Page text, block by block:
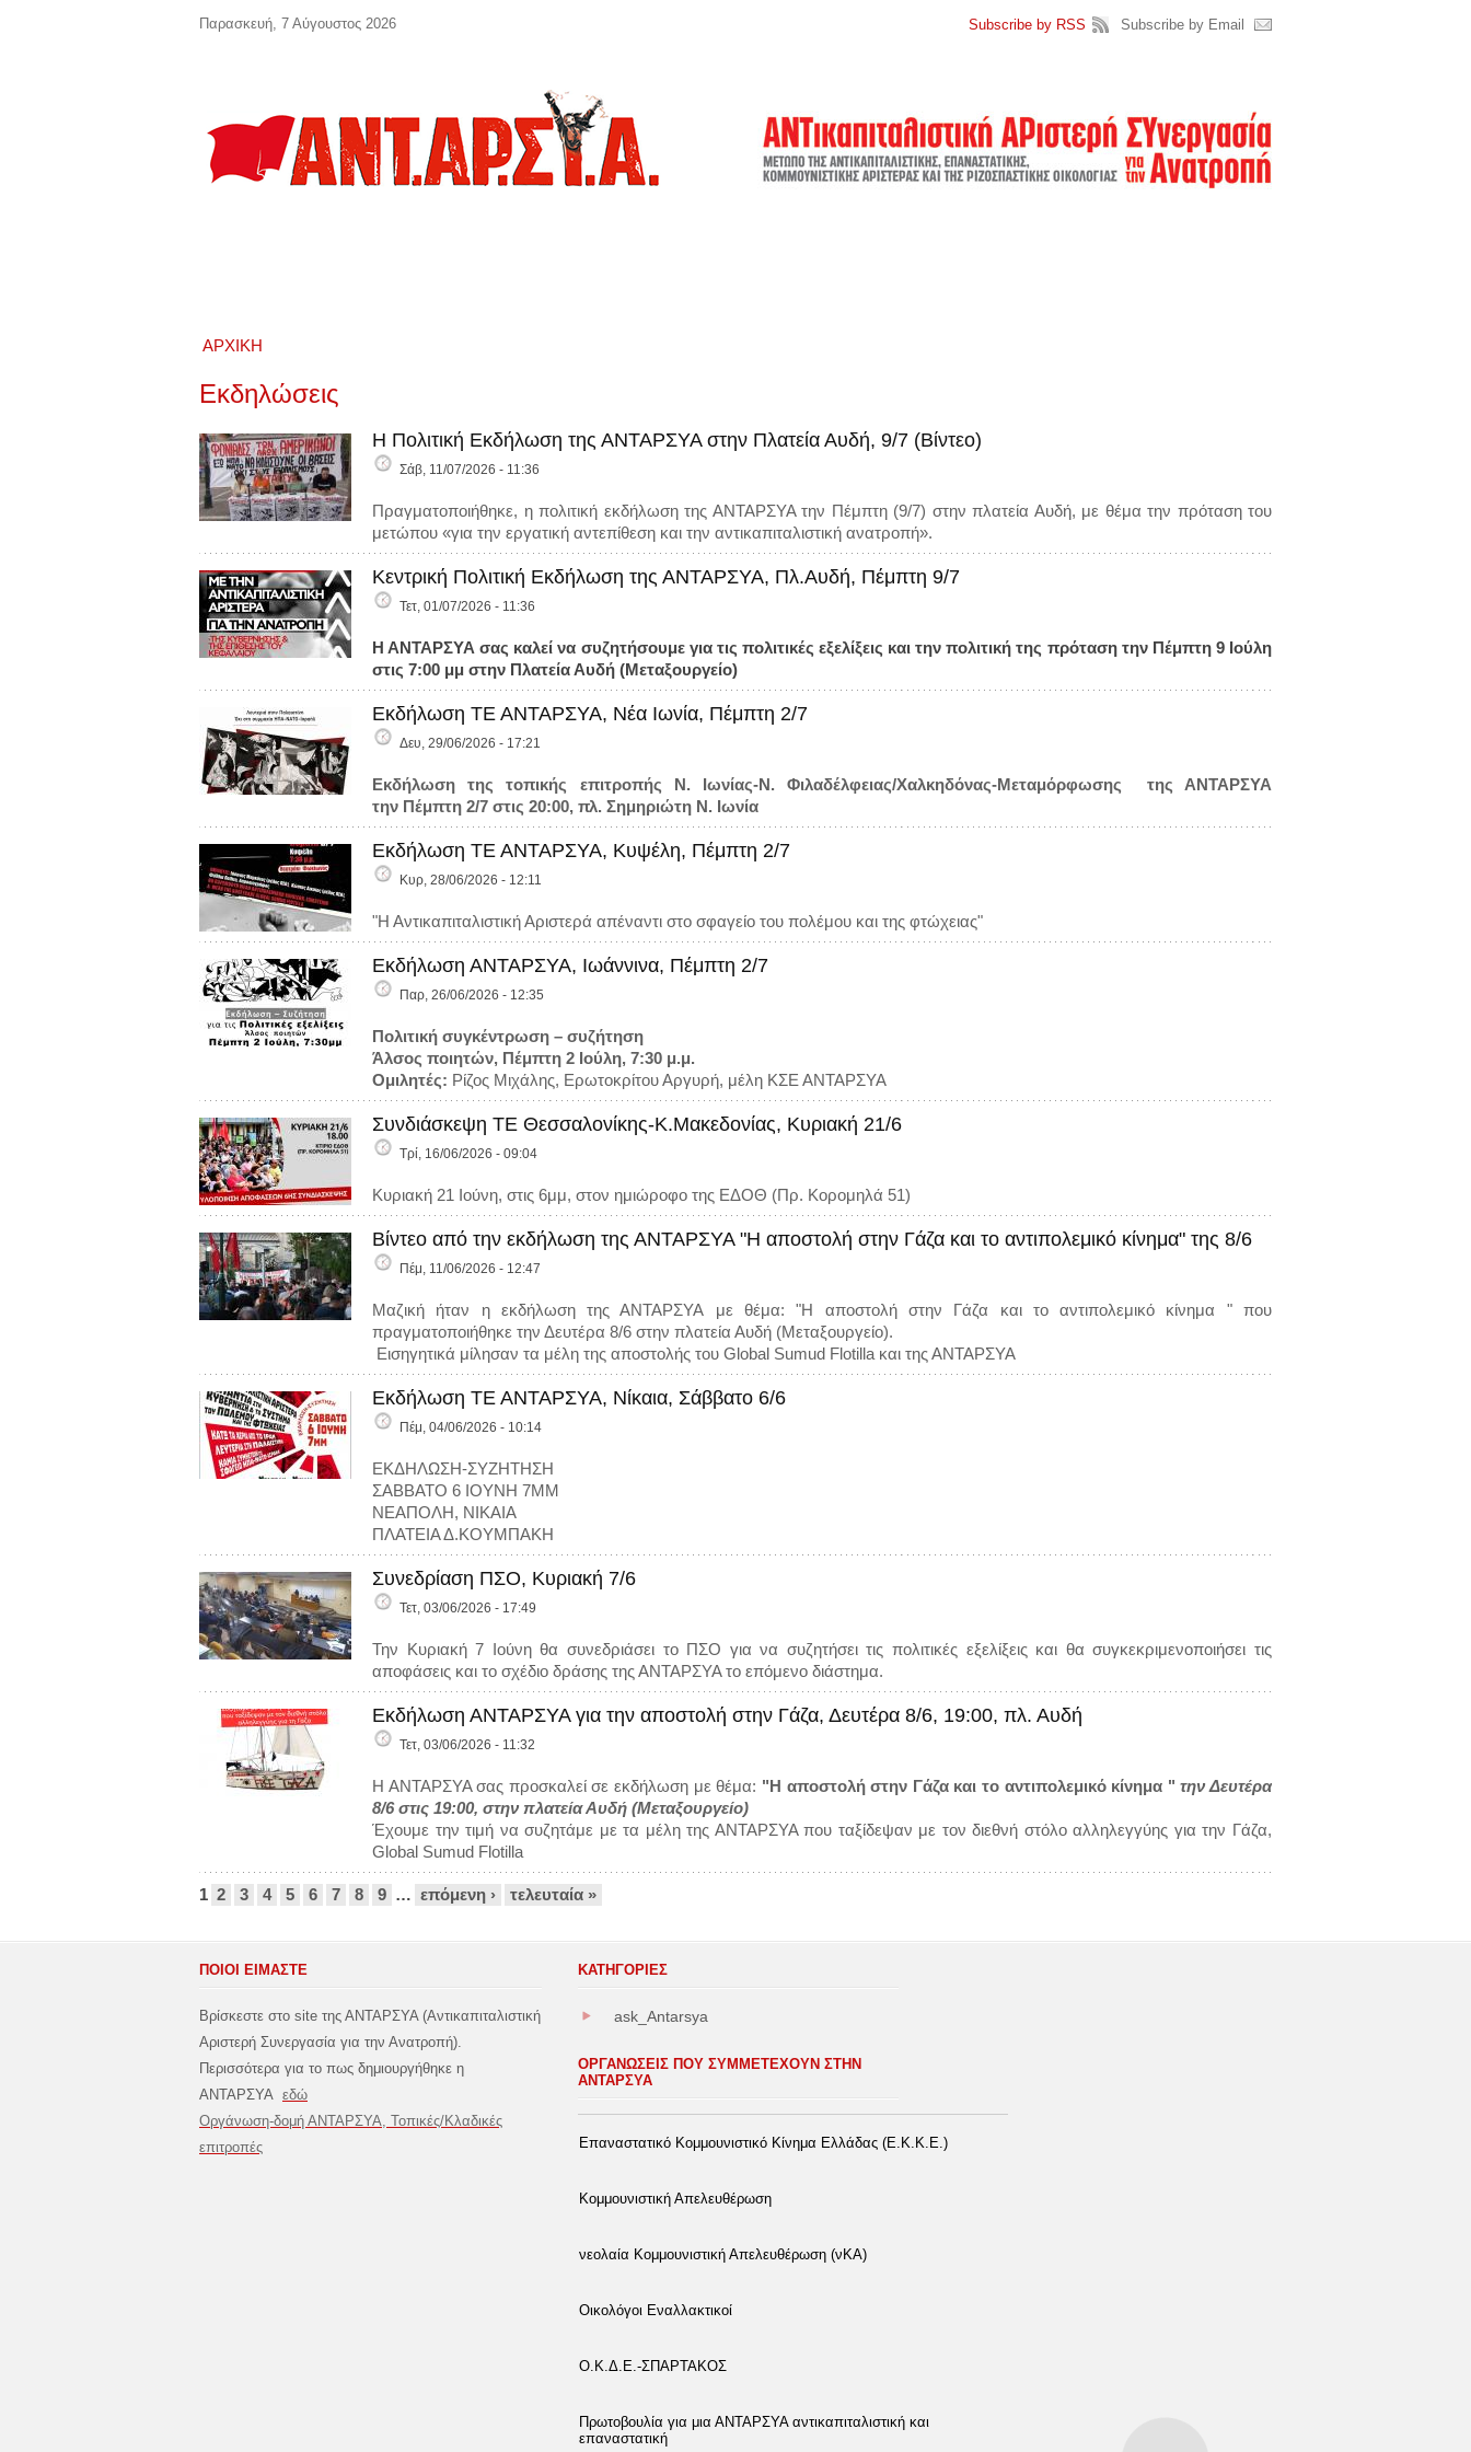
ΑΡΧΙΚΉ
Εκδηλώσεις
Η Πολιτική Εκδήλωση της ΑΝΤΑΡΣΥΑ στην Πλατεία Αυδή, 9/7 (Βίντεο)
Σάβ, 11/07/2026 - 11:36
Πραγματοποιήθηκε, η πολιτική εκδήλωση της ΑΝΤΑΡΣΥΑ την Πέμπτη (9/7) στην πλατεία Αυδή, με θέμα την πρόταση του
μετώπου «για την εργατική αντεπίθεση και την αντικαπιταλιστική ανατροπή».
Κεντρική Πολιτική Εκδήλωση της ΑΝΤΑΡΣΥΑ, Πλ.Αυδή, Πέμπτη 9/7
Τετ, 01/07/2026 - 11:36
Η ΑΝΤΑΡΣΥΑ σας καλεί να συζητήσουμε για τις πολιτικές εξελίξεις και την πολιτική της πρόταση την Πέμπτη 9 Ιούλη
στις 7:00 μμ στην Πλατεία Αυδή (Μεταξουργείο)
Εκδήλωση ΤΕ ΑΝΤΑΡΣΥΑ, Νέα Ιωνία, Πέμπτη 2/7
Δευ, 29/06/2026 - 17:21
Εκδήλωση της τοπικής επιτροπής Ν. Ιωνίας-Ν. Φιλαδέλφειας/Χαλκηδόνας-Μεταμόρφωσης της ΑΝΤΑΡΣΥΑ
την Πέμπτη 2/7 στις 20:00, πλ. Σημηριώτη Ν. Ιωνία
Εκδήλωση ΤΕ ΑΝΤΑΡΣΥΑ, Κυψέλη, Πέμπτη 2/7
Κυρ, 28/06/2026 - 12:11
"Η Αντικαπιταλιστική Αριστερά απέναντι στο σφαγείο του πολέμου και της φτώχειας"
Εκδήλωση ΑΝΤΑΡΣΥΑ, Ιωάννινα, Πέμπτη 2/7
Παρ, 26/06/2026 - 12:35
Πολιτική συγκέντρωση – συζήτηση
Άλσος ποιητών, Πέμπτη 2 Ιούλη, 7:30 μ.μ.
Ομιλητές: Ρίζος Μιχάλης, Ερωτοκρίτου Αργυρή, μέλη ΚΣΕ ΑΝΤΑΡΣΥΑ
Συνδιάσκεψη ΤΕ Θεσσαλονίκης-Κ.Μακεδονίας, Κυριακή 21/6
Τρί, 16/06/2026 - 09:04
Κυριακή 21 Ιούνη, στις 6μμ, στον ημιώροφο της ΕΔΟΘ (Πρ. Κορομηλά 51)
Βίντεο από την εκδήλωση της ΑΝΤΑΡΣΥΑ "Η αποστολή στην Γάζα και το αντιπολεμικό κίνημα" της 8/6
Πέμ, 11/06/2026 - 12:47
Μαζική ήταν η εκδήλωση της ΑΝΤΑΡΣΥΑ με θέμα: "Η αποστολή στην Γάζα και το αντιπολεμικό κίνημα " που
πραγματοποιήθηκε την Δευτέρα 8/6 στην πλατεία Αυδή (Μεταξουργείο).
Εισηγητικά μίλησαν τα μέλη της αποστολής του Global Sumud Flotilla και της ΑΝΤΑΡΣΥΑ
Εκδήλωση ΤΕ ΑΝΤΑΡΣΥΑ, Νίκαια, Σάββατο 6/6
Πέμ, 04/06/2026 - 10:14
ΕΚΔΗΛΩΣΗ-ΣΥΖΗΤΗΣΗ
ΣΑΒΒΑΤΟ 6 ΙΟΥΝΗ 7ΜΜ
ΝΕΑΠΟΛΗ, ΝΙΚΑΙΑ
ΠΛΑΤΕΙΑ Δ.ΚΟΥΜΠΑΚΗ
Συνεδρίαση ΠΣΟ, Κυριακή 7/6
Τετ, 03/06/2026 - 17:49
Την Κυριακή 7 Ιούνη θα συνεδριάσει το ΠΣΟ για να συζητήσει τις πολιτικές εξελίξεις και θα συγκεκριμενοποιήσει τις
αποφάσεις και το σχέδιο δράσης της ΑΝΤΑΡΣΥΑ το επόμενο διάστημα.
Εκδήλωση ΑΝΤΑΡΣΥΑ για την αποστολή στην Γάζα, Δευτέρα 8/6, 19:00, πλ. Αυδή
Τετ, 03/06/2026 - 11:32
Η ΑΝΤΑΡΣΥΑ σας προσκαλεί σε εκδήλωση με θέμα: "Η αποστολή στην Γάζα και το αντιπολεμικό κίνημα "την Δευτέρα
8/6 στις 19:00, στην πλατεία Αυδή (Μεταξουργείο)
Έχουμε την τιμή να συζητάμε με τα μέλη της ΑΝΤΑΡΣΥΑ που ταξίδεψαν με τον διεθνή στόλο αλληλεγγύης για την Γάζα,
Global Sumud Flotilla
Σελίδες
1 2 3 4 5 6 7 8 9 … επόμενη › τελευταία »
Παρασκευή, 7 Αύγουστος 2026 Subscribe by RSS Subscribe by Email
ΠΟΙΟΙ ΕΙΜΑΣΤΕ
Βρίσκεστε στο site της ΑΝΤΑΡΣΥΑ (Αντικαπιταλιστική
Αριστερή Συνεργασία για την Ανατροπή).
Περισσότερα για το πως δημιουργήθηκε η
ΑΝΤΑΡΣΥΑ εδώ
Οργάνωση-δομή ΑΝΤΑΡΣΥΑ, Τοπικές/Κλαδικές
επιτροπές
ΚΑΤΗΓΟΡΊΕΣ
ask_Antarsya
ΟΡΓΑΝΩΣΕΙΣ ΠΟΥ ΣΥΜΜΕΤΕΧΟΥΝ ΣΤΗΝ
ΑΝΤΑΡΣΥΑ
Επαναστατικό Κομμουνιστικό Κίνημα Ελλάδας (Ε.Κ.Κ.Ε.)
Κομμουνιστική Απελευθέρωση
νεολαία Κομμουνιστική Απελευθέρωση (νΚΑ)
Οικολόγοι Εναλλακτικοί
Ο.Κ.Δ.Ε.-ΣΠΑΡΤΑΚΟΣ
Πρωτοβουλία για μια ΑΝΤΑΡΣΥΑ αντικαπιταλιστική και
επαναστατική